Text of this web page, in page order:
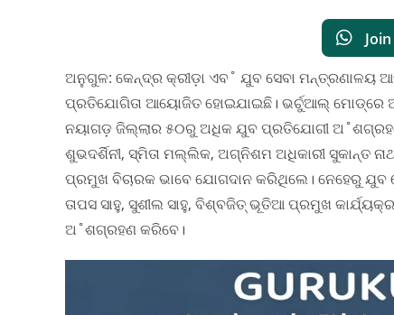
ଅନୁଗୁଳ: କେନ୍ଦ୍ର କ୍ରୀଡ଼ା ଏବ˚ ଯୁବ ସେବା ମନ୍ତ୍ରଣାଳୟ
ପ୍ରତିଯୋଗିତା ଆୟୋଜିତ ହୋଇଯାଇଛି। ଭର୍ଚୁଆଲ୍‌ ମୋଡ୍‌ରେ
ନୟାଗଡ଼ ଜିଲ୍ଲାର ୫୦ରୁ ଅଧିକ ଯୁବ ପ୍ରତିଯୋଗୀ
ଶୁଭଦର୍ଶିନୀ, ସ୍ମିତା ମଲ୍ଲିକ, ଅଗ୍ନିଶମ ଅଧିକାରୀ ସୁକାନ୍ତ
ପ୍ରମୁଖ ବିଚାରକ ଭାବେ ଯୋଗଦାନ କରିଥିଲେ। ନେହେରୁ
ତାପସ ସାହୁ, ସୁଶୀଲ ସାହୁ, ବିଶ୍ବଜିତ୍‌ ଭୂତିଆ ପ୍ରମୁଖ
ଅ˚ଶଗ୍ରହଣ କରିବେ।